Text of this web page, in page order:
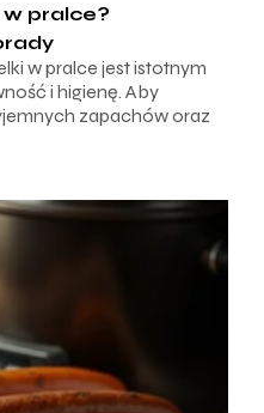
pralce?
w pralce jest istotnym
i higienę. Aby
zapachów oraz